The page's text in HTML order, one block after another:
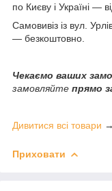
по Києву і Україні —
Самовивіз із вул.
— безкоштовно.
Чекаємо ваших
замовляйте прямо
Дивитися всі товари →
Приховати